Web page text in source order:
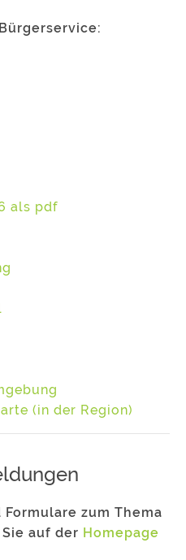
als pdf
(in der Region)
zum Thema
auf der Homepage